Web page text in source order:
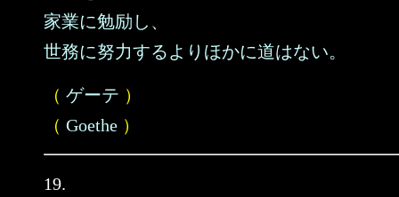
家業に勉励し、
世務に努力するよりほかに道はない。
（ ゲーテ ）
（ Goethe ）
19.